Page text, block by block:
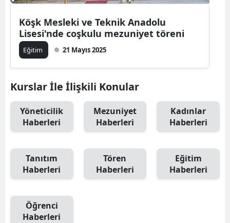
Köşk Mesleki ve Teknik Anadolu
Lisesi'nde coşkulu mezuniyet töreni
Eğitim 21 Mayıs 2025
Kurslar İle İlişkili Konular
Yöneticilik
Haberleri
Mezuniyet
Haberleri
Kadınlar
Haberleri
Tanıtım
Haberleri
Tören
Haberleri
Eğitim
Haberleri
Öğrenci
Haberleri